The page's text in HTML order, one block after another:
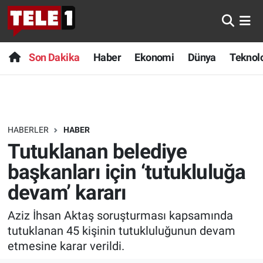
Son Dakika Haber Ekonomi Dünya
HABERLER HABER
Tutuklanan belediye
başkanları için ‘tutukluluğa
devam’ kararı
Aziz İhsan Aktaş soruşturması kapsamında
tutuklanan 45 kişinin tutukluluğunun devam
etmesine karar verildi.
Anında Manşet
Başka Sohbetler
Bilim turu
Bilim ve Teknoloji Evreni
Doğa Konuşuyor
Dünya
Ege Saati
Son Dakika
Haber
Dünya
Teknoloji
Sağlık
Spor
Yayın Akışı
Nöbetçi Eczaneler
Hava Durumu
Trafik Durumu
Süper Lig Puan Durumu ve Fikstür
Tüm Manşetler
Son Dakika Haberleri
Haber Arşivi